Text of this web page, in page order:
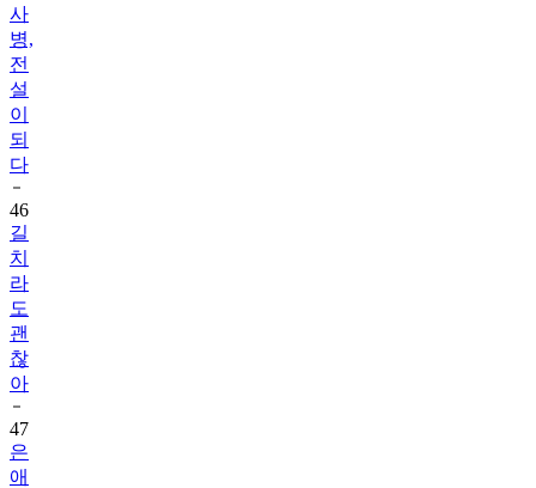
사
병,
전
설
이
되
다
46
길
치
라
도
괜
찮
아
47
은
애